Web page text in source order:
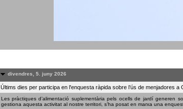
divendres, 5. juny 2026
Últims dies per participa en l'enquesta ràpida sobre l’ús de menjadores a
Les pràctiques d’alimentació suplementària pels ocells de jardí
gestiona aquesta activitat al nostre territori, s’ha posat en marxa una